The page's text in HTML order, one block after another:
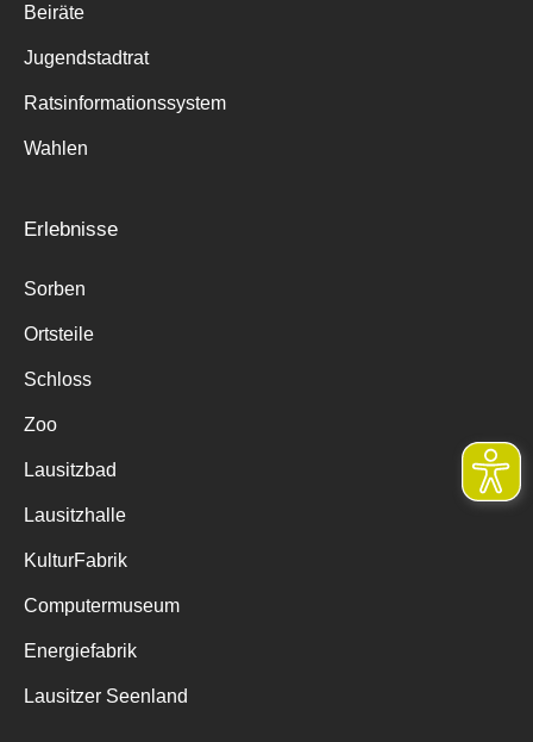
Beiräte
Jugendstadtrat
Ratsinformationssystem
Wahlen
Erlebnisse
Sorben
Ortsteile
Schloss
Zoo
Lausitzbad
Lausitzhalle
KulturFabrik
Computermuseum
Energiefabrik
Lausitzer Seenland